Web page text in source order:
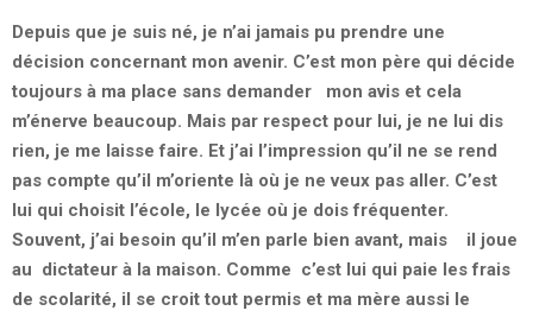
Depuis que je suis né, je n’ai jamais pu prendre une
décision concernant mon avenir. C’est mon père qui décide
toujours à ma place sans demander mon avis et cela
m’énerve beaucoup. Mais par respect pour lui, je ne lui dis
rien, je me laisse faire. Et j’ai l’impression qu’il ne se rend
pas compte qu’il m’oriente là où je ne veux pas aller. C’est
lui qui choisit l’école, le lycée où je dois fréquenter.
Souvent, j’ai besoin qu’il m’en parle bien avant, mais il joue
au dictateur à la maison. Comme c’est lui qui paie les frais
de scolarité, il se croit tout permis et ma mère aussi le